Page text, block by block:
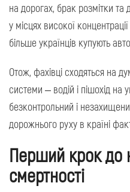
на дорогах, брак розмітки та
у місцях високої
більше українців купують авто.
Отож, фахівці сходяться на
системи – водій і пішохід на
безконтрольний і
дорожнього руху в країні
Перший крок до
смертності